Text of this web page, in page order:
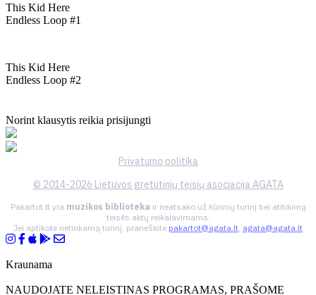
This Kid Here
Endless Loop #1
This Kid Here
Endless Loop #2
Norint klausytis reikia prisijungti
Privatumo politika
© 2014-2026 Lietuvos gretutinių teisių asociacija AGATA
Pakartot.lt yra muzikos biblioteka ir neatsako už kūrinių turinį bei atitikimą
teisės aktų reikalavimams.
Jei aptikote netinkamą turinį, praneškite pakartot@agata.lt, agata@agata.lt
Kraunama
NAUDOJATE NELEISTINAS PROGRAMAS, PRAŠOME